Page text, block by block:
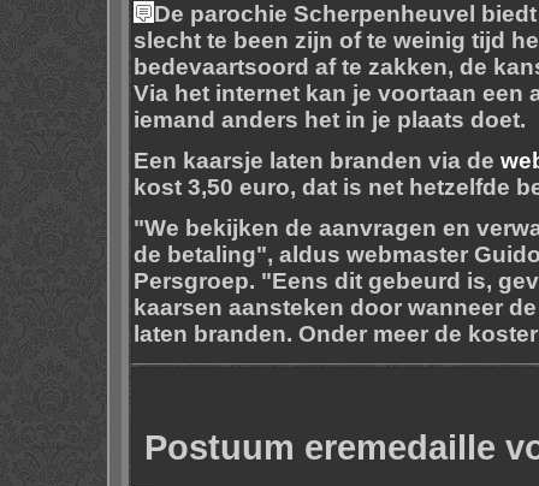
De parochie Scherpenheuvel
slecht te been zijn of te weinig tijd
bedevaartsoord af te zakken, de
Via het internet kan je voortaan een
iemand anders het in je plaats doet.
Een kaarsje laten branden via de
kost 3,50 euro, dat is net hetzelfde
"We bekijken de aanvragen en
de betaling", aldus webmaster
Persgroep. "Eens dit gebeurd is,
kaarsen aansteken door wanneer
laten branden. Onder meer de
Postuum eremedaille